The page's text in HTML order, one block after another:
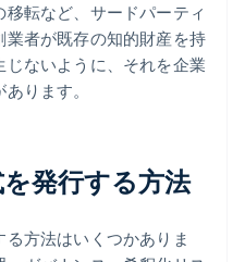
転など、サードパーティ
者が既存の知的財産を持
ないように、それを企業
ります。
発行する方法
方法はいくつかありま